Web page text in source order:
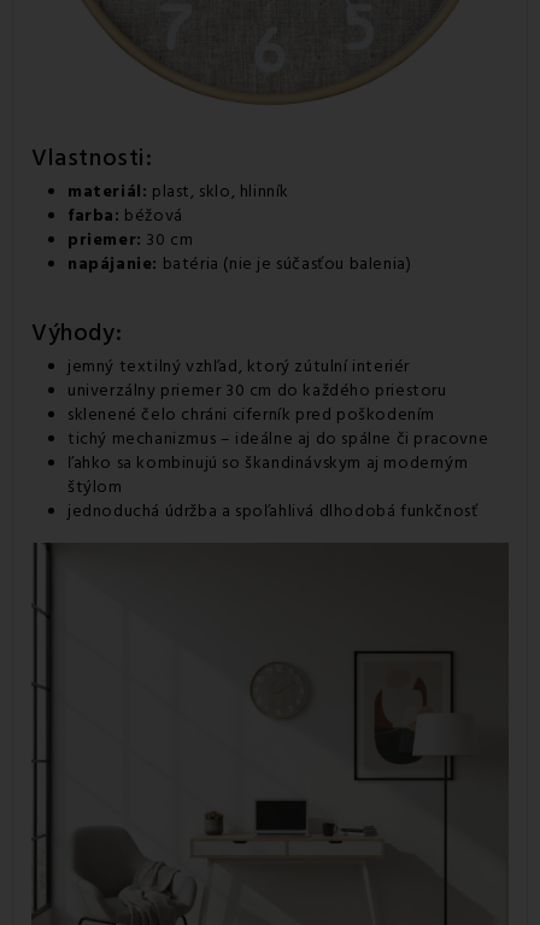
Vlastnosti:
materiál: plast, sklo, hlinník
farba: béžová
priemer: 30 cm
napájanie: batéria (nie je súčasťou balenia)
Výhody:
jemný textilný vzhľad, ktorý zútulní interiér
univerzálny priemer 30 cm do každého priestoru
sklenené čelo chráni ciferník pred poškodením
tichý mechanizmus – ideálne aj do spálne či pracovne
ľahko sa kombinujú so škandinávskym aj moderným
štýlom
jednoduchá údržba a spoľahlivá dlhodobá funkčnosť